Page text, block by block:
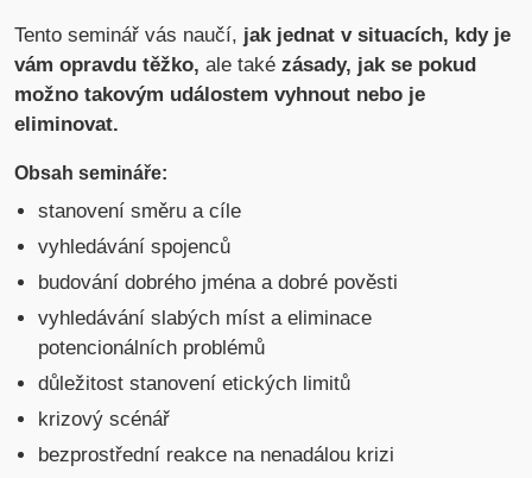
Tento seminář vás naučí, jak jednat v situacích, kdy je
vám opravdu těžko, ale takézásady, jak se pokud
možno takovým událostem vyhnout nebo je
eliminovat.
Obsah semináře:
stanovení směru a cíle
vyhledávání spojenců
budování dobrého jména a dobré pověsti
vyhledávání slabých míst a eliminace
potencionálních problémů
důležitost stanovení etických limitů
krizový scénář
bezprostřední reakce na nenadálou krizi